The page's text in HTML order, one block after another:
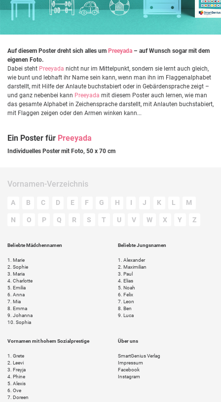
Auf diesem Poster dreht sich alles um Preeyada – auf Wunsch sogar mit dem
eigenen Foto.
Dabei steht Preeyada nicht nur im Mittelpunkt, sondern sie lernt auch gleich,
wie bunt und lebhaft ihr Name sein kann, wenn man ihn im Flaggenalphabet
darstellt, mit Hilfe der Anlaute buchstabiert oder in Gebärdensprache zeigt –
und ganz nebenbei kann Preeyada mit diesem Poster auch lernen, wie man
das gesamte Alphabet in Zeichensprache darstellt, mit Anlauten buchstabiert,
mit Flaggen zeigen oder den Armen winken kann...
Ein Poster für Preeyada
Individuelles Poster mit Foto, 50 x 70 cm
Vornamen-Verzeichnis
A B C D E F G H I J K L M
N O P Q R S T U V W X Y Z
Beliebte Mädchennamen
1.
Marie
2. Sophie
3. Maria
4. Charlotte
5. Emilia
6. Anna
7. Mia
8. Emma
9. Johanna
10. Sophia
Beliebte Jungsnamen
1.
Alexander
2. Maximilian
3. Paul
4. Elias
5. Noah
6. Felix
7. Leon
8. Ben
9. Luca
Vornamen mit hohem Sozialprestige
1.
Grete
2. Leevi
3. Freyja
4. Phine
5. Alexis
6. Ove
7. Doreen
Über uns
SmartGenius Verlag
Impressum
Facebook
Instagram